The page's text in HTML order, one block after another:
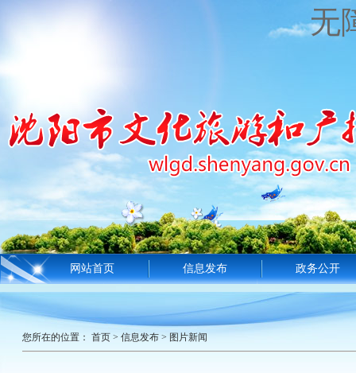
无
网站首页 信息发布 政务公开
您所在的位置： 首页 > 信息发布 > 图片新闻